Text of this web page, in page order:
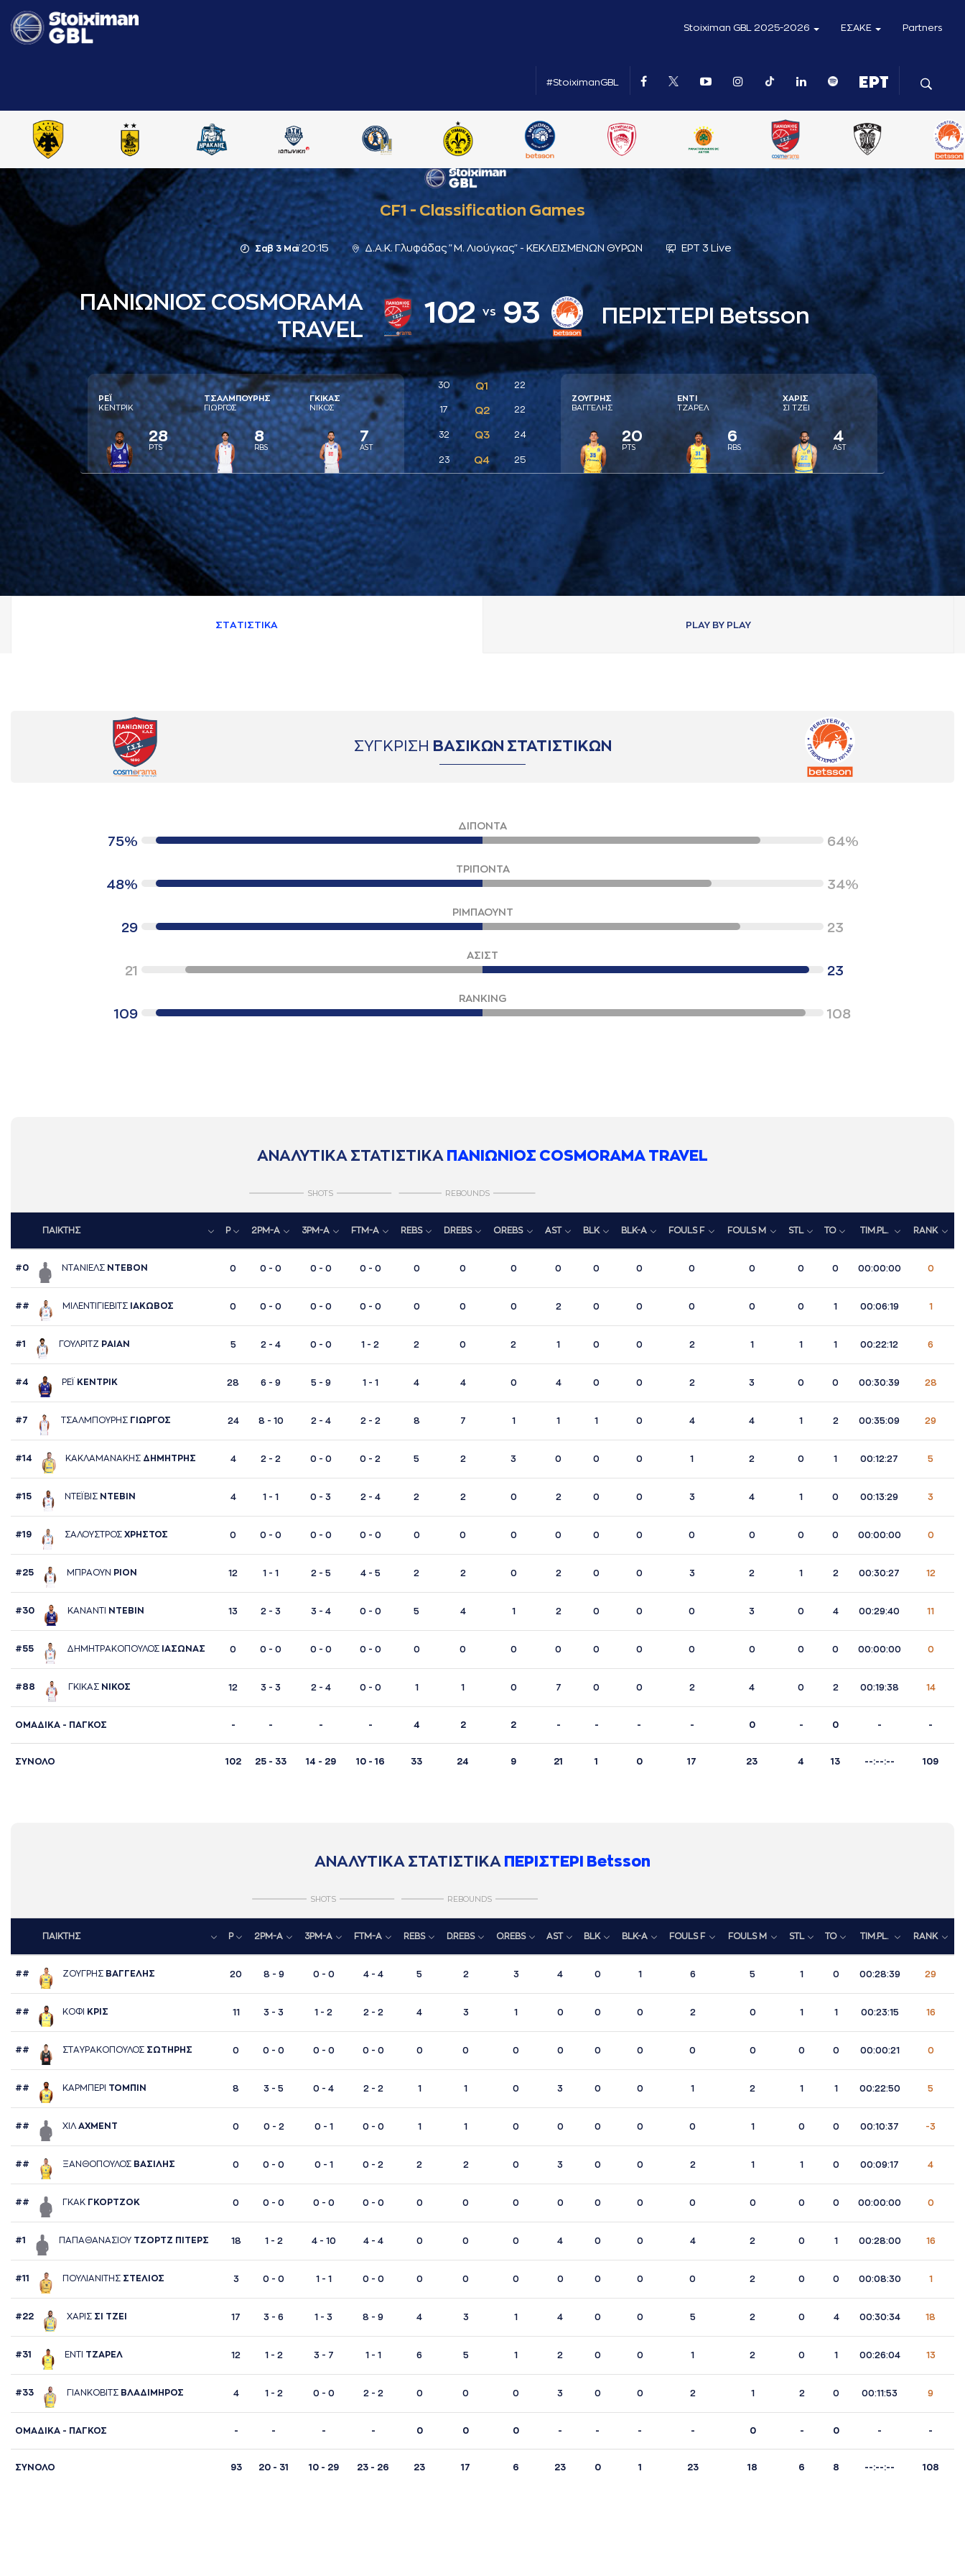
Stoiximan GBL 2025-2026 ΕΣΑΚΕ Partners
#StoiximanGBL
CF1 - Classification Games
Σαβ 3 Μαϊ20:15 Δ.Α.Κ. Γλυφάδας "Μ. Λιούγκας" - ΚΕΚΛΕΙΣΜΕΝΩΝ ΘΥΡΩΝ ΕΡΤ 3 Live
ΠΑΝΙΩΝΙΟΣ COSMORAMA
TRAVEL
102vs 93 ΠΕΡΙΣΤΕΡΙ Betsson
ΡΕΪ
ΚΕΝΤΡΙΚ
28
PTS
ΤΣAΛΜΠΟΥΡΗΣ
ΓΙΩΡΓΟΣ
8
RBS
ΓΚΙΚAΣ
ΝΙΚΟΣ
7
AST
30 Q1 22
17 Q2 22
32 Q3 24
23 Q4 25
ΖΟΥΓΡΗΣ
ΒAΓΓΕΛΗΣ
20
PTS
ΕΝΤΙ
ΤΖAΡΕΛ
6
RBS
ΧAΡΙΣ
ΣΙ ΤΖΕΙ
4
AST
ΣΤAΤΙΣΤΙΚA PLAY BY PLAY
ΣΥΓΚΡΙΣΗ ΒΑΣΙΚΩΝ ΣΤΑΤΙΣΤΙΚΩΝ
ΔΙΠΟΝΤΑ
75% 64%
ΤΡΙΠΟΝΤΑ
48% 34%
ΡΙΜΠΑΟΥΝΤ
29 23
ΑΣΙΣΤ
21 23
RANKING
109 108
ΑΝΑΛΥΤΙΚΑ ΣΤΑΤΙΣΤΙΚΑ ΠΑΝΙΩΝΙΟΣ COSMORAMA TRAVEL
SHOTS REBOUNDS
ΠΑΙΚΤΗΣ P 2PM-A 3PM-A FTM-A REBS D.REBS O.REBS AST BLK BLK-A FOULS F FOULS M STL TO TIM.PL. RANK
#0 ΝΤAΝΙΕΛΣ ΝΤΕΒΟΝ 0 0 - 0 0 - 0 0 - 0 0 0 0 0 0 0 0 0 0 0 00:00:00 0
## ΜΙΛΕΝΤΙΓΙΕΒΙΤΣ ΙAΚΩΒΟΣ 0 0 - 0 0 - 0 0 - 0 0 0 0 2 0 0 0 0 0 1 00:06:19 1
#1 ΓΟΥΛΡΙΤΖ ΡAΙAΝ 5 2 - 4 0 - 0 1 - 2 2 0 2 1 0 0 2 1 1 1 00:22:12 6
#4 ΡΕΪ ΚΕΝΤΡΙΚ 28 6 - 9 5 - 9 1 - 1 4 4 0 4 0 0 2 3 0 0 00:30:39 28
#7 ΤΣAΛΜΠΟΥΡΗΣ ΓΙΩΡΓΟΣ 24 8 - 10 2 - 4 2 - 2 8 7 1 1 1 0 4 4 1 2 00:35:09 29
#14 ΚAΚΛAΜAΝAΚΗΣ ΔΗΜΗΤΡΗΣ 4 2 - 2 0 - 0 0 - 2 5 2 3 0 0 0 1 2 0 1 00:12:27 5
#15 ΝΤΕΪΒΙΣ ΝΤΕΒΙΝ 4 1 - 1 0 - 3 2 - 4 2 2 0 2 0 0 3 4 1 0 00:13:29 3
#19 ΣAΛΟΥΣΤΡΟΣ ΧΡΗΣΤΟΣ 0 0 - 0 0 - 0 0 - 0 0 0 0 0 0 0 0 0 0 0 00:00:00 0
#25 ΜΠΡAΟΥΝ ΡΙΟΝ 12 1 - 1 2 - 5 4 - 5 2 2 0 2 0 0 3 2 1 2 00:30:27 12
#30 ΚAΝAΝΤΙ ΝΤΕΒΙΝ 13 2 - 3 3 - 4 0 - 0 5 4 1 2 0 0 0 3 0 4 00:29:40 11
#55 ΔΗΜΗΤΡAΚΟΠΟΥΛΟΣ ΙAΣΩΝAΣ 0 0 - 0 0 - 0 0 - 0 0 0 0 0 0 0 0 0 0 0 00:00:00 0
#88 ΓΚΙΚAΣ ΝΙΚΟΣ 12 3 - 3 2 - 4 0 - 0 1 1 0 7 0 0 2 4 0 2 00:19:38 14
ΟΜΑΔΙΚΑ - ΠΑΓΚΟΣ - - - - 4 2 2 - - - - 0 - 0 - -
ΣΥΝΟΛΟ 102 25 - 33 14 - 29 10 - 16 33 24 9 21 1 0 17 23 4 13 --:--:-- 109
ΑΝΑΛΥΤΙΚΑ ΣΤΑΤΙΣΤΙΚΑ ΠΕΡΙΣΤΕΡΙ Betsson
SHOTS REBOUNDS
ΠΑΙΚΤΗΣ P 2PM-A 3PM-A FTM-A REBS D.REBS O.REBS AST BLK BLK-A FOULS F FOULS M STL TO TIM.PL. RANK
## ΖΟΥΓΡΗΣ ΒAΓΓΕΛΗΣ 20 8 - 9 0 - 0 4 - 4 5 2 3 4 0 1 6 5 1 0 00:28:39 29
## ΚΟΦI ΚΡΙΣ 11 3 - 3 1 - 2 2 - 2 4 3 1 0 0 0 2 0 1 1 00:23:15 16
## ΣΤAΥΡAΚΟΠΟΥΛΟΣ ΣΩΤΗΡΗΣ 0 0 - 0 0 - 0 0 - 0 0 0 0 0 0 0 0 0 0 0 00:00:21 0
## ΚAΡΜΠΕΡΙ ΤΟΜΠΙΝ 8 3 - 5 0 - 4 2 - 2 1 1 0 3 0 0 1 2 1 1 00:22:50 5
## ΧΙΛ AΧΜΕΝΤ 0 0 - 2 0 - 1 0 - 0 1 1 0 0 0 0 0 1 0 0 00:10:37 -3
## ΞAΝΘΟΠΟΥΛΟΣ ΒAΣΙΛΗΣ 0 0 - 0 0 - 1 0 - 2 2 2 0 3 0 0 2 1 1 0 00:09:17 4
## ΓΚAΚ ΓΚΟΡΤΖΟΚ 0 0 - 0 0 - 0 0 - 0 0 0 0 0 0 0 0 0 0 0 00:00:00 0
#1 ΠAΠAΘAΝAΣΙΟΥ ΤΖΟΡΤΖ ΠΙΤΕΡΣ 18 1 - 2 4 - 10 4 - 4 0 0 0 4 0 0 4 2 0 1 00:28:00 16
#11 ΠΟΥΛΙAΝΙΤΗΣ ΣΤΕΛΙΟΣ 3 0 - 0 1 - 1 0 - 0 0 0 0 0 0 0 0 2 0 0 00:08:30 1
#22 ΧAΡΙΣ ΣΙ ΤΖΕΙ 17 3 - 6 1 - 3 8 - 9 4 3 1 4 0 0 5 2 0 4 00:30:34 18
#31 ΕΝΤΙ ΤΖAΡΕΛ 12 1 - 2 3 - 7 1 - 1 6 5 1 2 0 0 1 2 0 1 00:26:04 13
#33 ΓΙAΝΚΟΒΙΤΣ ΒΛAΔΙΜΗΡΟΣ 4 1 - 2 0 - 0 2 - 2 0 0 0 3 0 0 2 1 2 0 00:11:53 9
ΟΜΑΔΙΚΑ - ΠΑΓΚΟΣ - - - - 0 0 0 - - - - 0 - 0 - -
ΣΥΝΟΛΟ 93 20 - 31 10 - 29 23 - 26 23 17 6 23 0 1 23 18 6 8 --:--:-- 108